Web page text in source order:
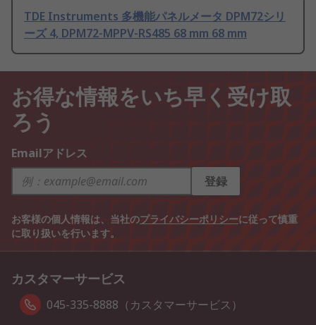
TDE Instruments 多機能パネルメータ DPM72シリ
ーズ 4, DPM72-MPPV-RS485 68 mm 68 mm
お得な情報をいち早く受け取
ろう
Emailアドレス
登録
お客様の個人情報は、当社のプライバシーポリシーに従って慎重
に取り扱いを行います。
カスタマーサービス
045-335-8888（カスタマーサービス）